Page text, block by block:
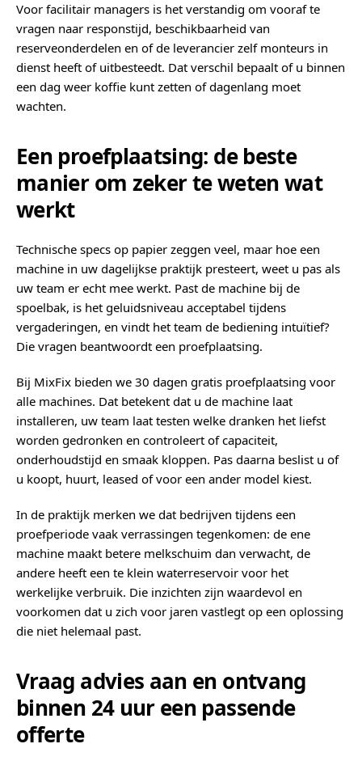
Voor facilitair managers is het verstandig om vooraf te
vragen naar responstijd, beschikbaarheid van
reserveonderdelen en of de leverancier zelf monteurs in
dienst heeft of uitbesteedt. Dat verschil bepaalt of u binnen
een dag weer koffie kunt zetten of dagenlang moet
wachten.
Een proefplaatsing: de beste
manier om zeker te weten wat
werkt
Technische specs op papier zeggen veel, maar hoe een
machine in uw dagelijkse praktijk presteert, weet u pas als
uw team er echt mee werkt. Past de machine bij de
spoelbak, is het geluidsniveau acceptabel tijdens
vergaderingen, en vindt het team de bediening intuïtief?
Die vragen beantwoordt een proefplaatsing.
Bij MixFix bieden we 30 dagen gratis proefplaatsing voor
alle machines. Dat betekent dat u de machine laat
installeren, uw team laat testen welke dranken het liefst
worden gedronken en controleert of capaciteit,
onderhoudstijd en smaak kloppen. Pas daarna beslist u of
u koopt, huurt, leased of voor een ander model kiest.
In de praktijk merken we dat bedrijven tijdens een
proefperiode vaak verrassingen tegenkomen: de ene
machine maakt betere melkschuim dan verwacht, de
andere heeft een te klein waterreservoir voor het
werkelijke verbruik. Die inzichten zijn waardevol en
voorkomen dat u zich voor jaren vastlegt op een oplossing
die niet helemaal past.
Vraag advies aan en ontvang
binnen 24 uur een passende
offerte